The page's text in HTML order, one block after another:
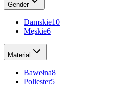
Gender
Damskie10
Męskie6
Material
Bawełna8
Poliester5